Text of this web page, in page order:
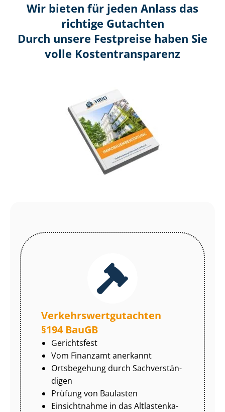
Wir bieten für jeden Anlass das
richtige Gutachten
Durch unsere Festpreise haben Sie
volle Kosten­transparenz
Ver­kehrs­wert­gut­ach­ten
§194 BauGB
Gerichtsfest
Vom Finanzamt anerkannt
Ortsbegehung durch Sach­ver­stän­
di­gen
Prüfung von Baulasten
Einsichtnahme in das Alt­las­ten­ka­